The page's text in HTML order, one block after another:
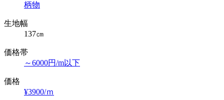
柄物
生地幅
137㎝
価格帯
～6000円/m以下
価格
¥3900/ｍ